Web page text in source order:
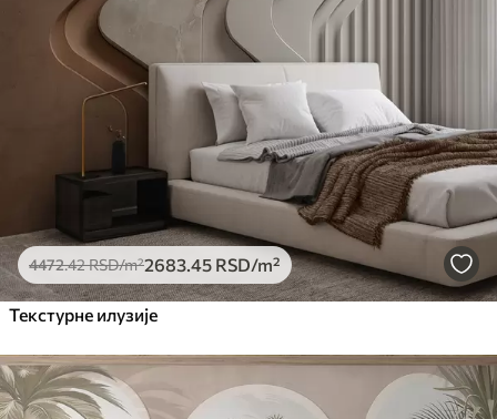
4472.42RSD/m²2683.45 RSD/m²
Текстурне илузије